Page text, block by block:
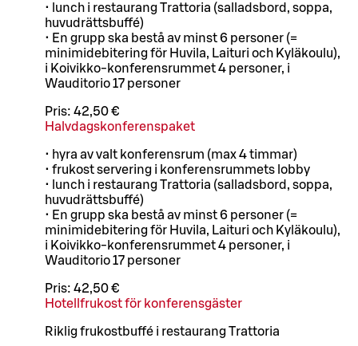
• lunch i restaurang Trattoria (salladsbord, soppa,
huvudrättsbuffé)
• En grupp ska bestå av minst 6 personer (=
minimidebitering för Huvila, Laituri och Kyläkoulu),
i Koivikko-konferensrummet 4 personer, i
Wauditorio 17 personer
Pris: 42,50 €
Halvdagskonferenspaket
• hyra av valt konferensrum (max 4 timmar)
• frukost servering i konferensrummets lobby
• lunch i restaurang Trattoria (salladsbord, soppa,
huvudrättsbuffé)
• En grupp ska bestå av minst 6 personer (=
minimidebitering för Huvila, Laituri och Kyläkoulu),
i Koivikko-konferensrummet 4 personer, i
Wauditorio 17 personer
Pris: 42,50 €
Hotellfrukost för konferensgäster
Riklig frukostbuffé i restaurang Trattoria